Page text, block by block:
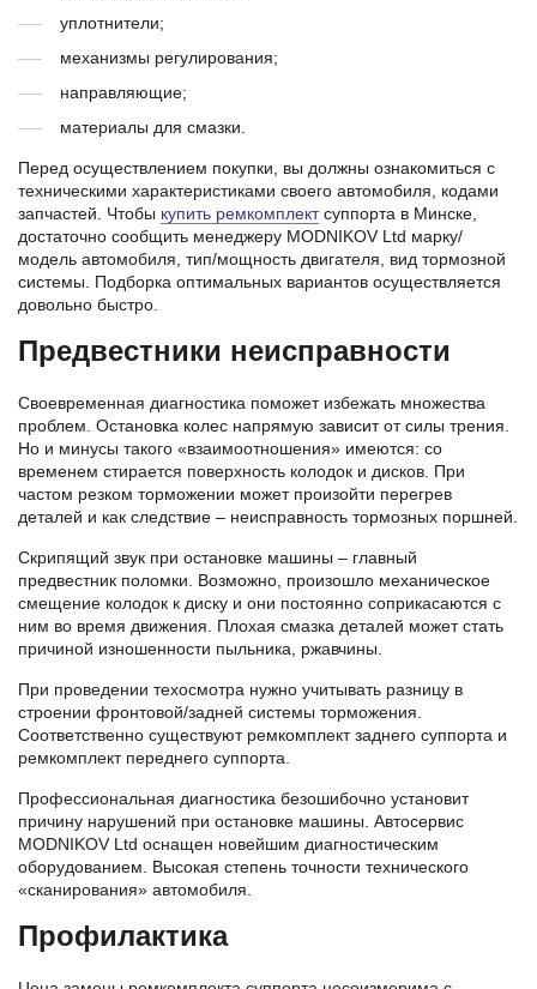
уплотнители;
механизмы регулирования;
направляющие;
материалы для смазки.
Перед осуществлением покупки, вы должны ознакомиться с
техническими характеристиками своего автомобиля, кодами
запчастей. Чтобы купить ремкомплектсуппорта в Минске,
достаточно сообщить менеджеру MODNIKOV Ltd марку/
модель автомобиля, тип/мощность двигателя, вид тормозной
системы. Подборка оптимальных вариантов осуществляется
довольно быстро.
Предвестники неисправности
Своевременная диагностика поможет избежать множества
проблем. Остановка колес напрямую зависит от силы трения.
Но и минусы такого «взаимоотношения» имеются: со
временем стирается поверхность колодок и дисков. При
частом резком торможении может произойти перегрев
деталей и как следствие – неисправность тормозных поршней.
Скрипящий звук при остановке машины – главный
предвестник поломки. Возможно, произошло механическое
смещение колодок к диску и они постоянно соприкасаются с
ним во время движения. Плохая смазка деталей может стать
причиной изношенности пыльника, ржавчины.
При проведении техосмотра нужно учитывать разницу в
строении фронтовой/задней системы торможения.
Соответственно существуют ремкомплект заднего суппорта и
ремкомплект переднего суппорта.
Профессиональная диагностика безошибочно установит
причину нарушений при остановке машины. Автосервис
MODNIKOV Ltd оснащен новейшим диагностическим
оборудованием. Высокая степень точности технического
«сканирования» автомобиля.
Профилактика